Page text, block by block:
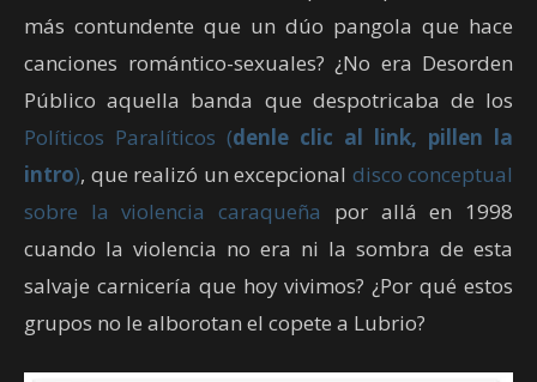
más contundente que un dúo pangola que hace
canciones romántico-sexuales? ¿No era Desorden
Público aquella banda que despotricaba de los
Políticos Paralíticos (denle clic al link, pillen la
intro), que realizó un excepcional disco conceptual
sobre la violencia caraqueña por allá en 1998
cuando la violencia no era ni la sombra de esta
salvaje carnicería que hoy vivimos? ¿Por qué estos
grupos no le alborotan el copete a Lubrio?